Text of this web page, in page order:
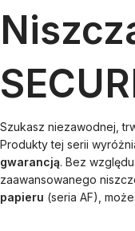
Szukasz niezawodnej,
Produkty tej serii
gwarancją. Bez
zaawansowanego
papieru (seria AF),